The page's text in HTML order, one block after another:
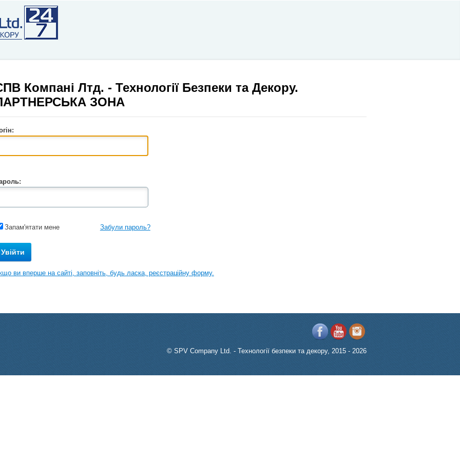
Компані Лтд. - Технології Безпеки та Декору.
ЗОНА
Запам'ятати мене Забули пароль?
ви вперше на сайті, заповніть, будь ласка, реєстраційну форму.
© SPV Company Ltd. - Технології безпеки та декору, 2015 - 2026